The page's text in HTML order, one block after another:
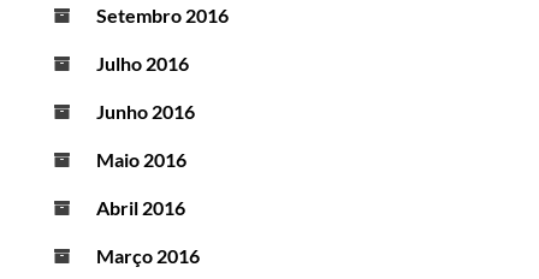
Setembro 2016
Julho 2016
Junho 2016
Maio 2016
Abril 2016
Março 2016